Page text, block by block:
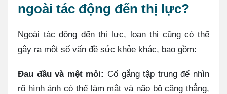
ngoài tác động đến thị lực?
Ngoài tác động đến thị lực, loạn thị cũng có thể
gây ra một số vấn đề sức khỏe khác, bao gồm:
Đau đầu và mệt mỏi: Cố gắng tập trung để nhìn
rõ hình ảnh có thể làm mắt và não bộ căng thẳng,